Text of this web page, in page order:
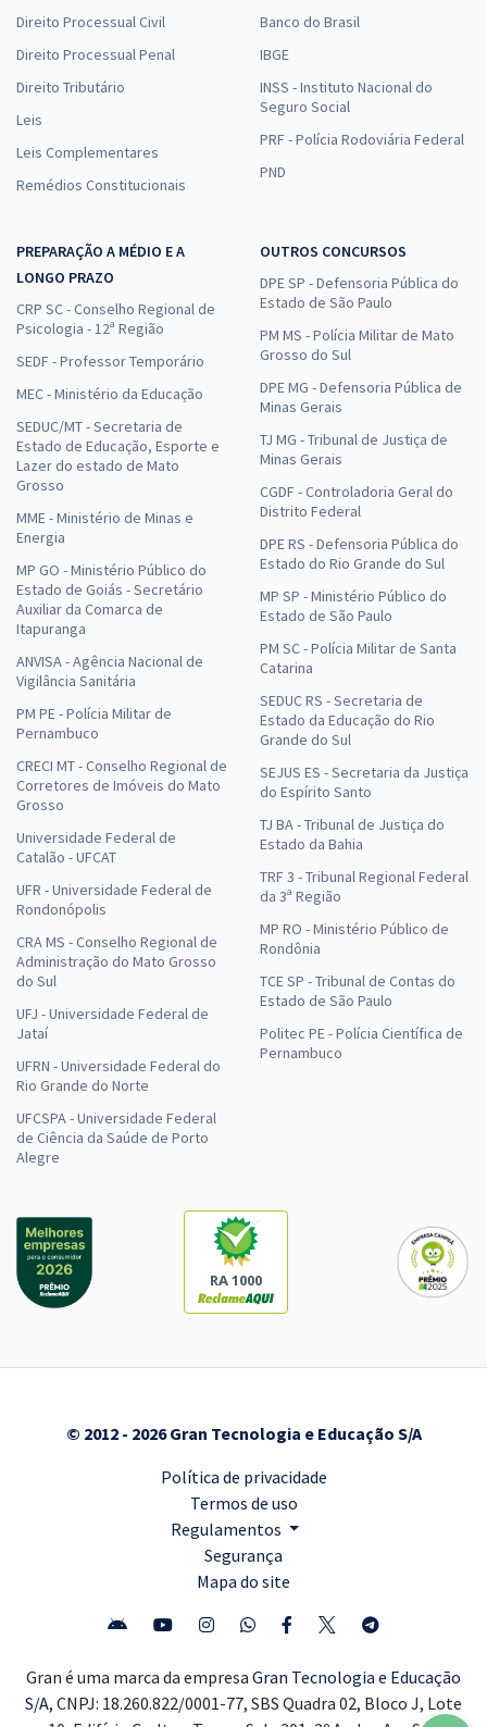
Direito Processual Civil
Direito Processual Penal
Direito Tributário
Leis
Leis Complementares
Remédios Constitucionais
Banco do Brasil
IBGE
INSS - Instituto Nacional do
Seguro Social
PRF - Polícia Rodoviária Federal
PND
PREPARAÇÃO A MÉDIO E A
LONGO PRAZO
CRP SC - Conselho Regional de
Psicologia - 12ª Região
SEDF - Professor Temporário
MEC - Ministério da Educação
SEDUC/MT - Secretaria de
Estado de Educação, Esporte e
Lazer do estado de Mato
Grosso
MME - Ministério de Minas e
Energia
MP GO - Ministério Público do
Estado de Goiás - Secretário
Auxiliar da Comarca de
Itapuranga
ANVISA - Agência Nacional de
Vigilância Sanitária
PM PE - Polícia Militar de
Pernambuco
CRECI MT - Conselho Regional de
Corretores de Imóveis do Mato
Grosso
Universidade Federal de
Catalão - UFCAT
UFR - Universidade Federal de
Rondonópolis
CRA MS - Conselho Regional de
Administração do Mato Grosso
do Sul
UFJ - Universidade Federal de
Jataí
UFRN - Universidade Federal do
Rio Grande do Norte
UFCSPA - Universidade Federal
de Ciência da Saúde de Porto
Alegre
OUTROS CONCURSOS
DPE SP - Defensoria Pública do
Estado de São Paulo
PM MS - Polícia Militar de Mato
Grosso do Sul
DPE MG - Defensoria Pública de
Minas Gerais
TJ MG - Tribunal de Justiça de
Minas Gerais
CGDF - Controladoria Geral do
Distrito Federal
DPE RS - Defensoria Pública do
Estado do Rio Grande do Sul
MP SP - Ministério Público do
Estado de São Paulo
PM SC - Polícia Militar de Santa
Catarina
SEDUC RS - Secretaria de
Estado da Educação do Rio
Grande do Sul
SEJUS ES - Secretaria da Justiça
do Espírito Santo
TJ BA - Tribunal de Justiça do
Estado da Bahia
TRF 3 - Tribunal Regional Federal
da 3ª Região
MP RO - Ministério Público de
Rondônia
TCE SP - Tribunal de Contas do
Estado de São Paulo
Politec PE - Polícia Científica de
Pernambuco
RA 1000
© 2012 - 2026 Gran Tecnologia e Educação S/A
Política de privacidade
Termos de uso
Regulamentos
Segurança
Mapa do site
Gran é uma marca da empresa Gran Tecnologia e Educação
S/A, CNPJ: 18.260.822/0001-77, SBS Quadra 02, Bloco J, Lote